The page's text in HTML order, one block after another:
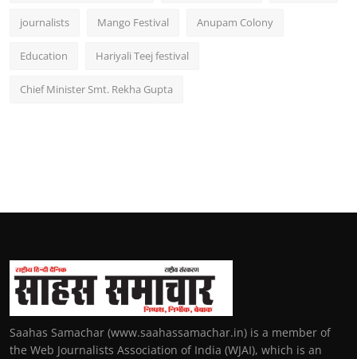
journalists Mango Festival Anupam Colony
Education Hariyali Teej festival
Chief Minister Smt. Rekha Gupta
Saahas Samachar (www.saahassamachar.in) is a member of
the Web Journalists Association of India (WJAI), which is an